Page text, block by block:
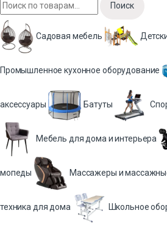
Поиск
Садовая мебель
Промышленное кухонное оборудование
аксессуары Батуты
Мебель для дома и интерьера
мопеды Массажеры и
техника для дома Школьное